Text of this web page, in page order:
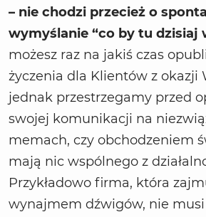
– nie chodzi przecież o
wymyślanie “co by tu dzisiaj
możesz raz na jakiś czas
życzenia dla Klientów z okazji
jednak przestrzegamy przed
swojej komunikacji na
memach, czy obchodzeniem
mają nic wspólnego z
Przykładowo firma, która
wynajmem dźwigów, nie